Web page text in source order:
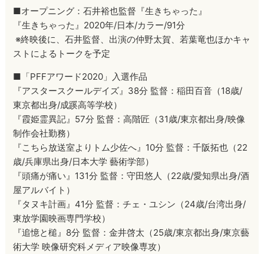
■オープニング：石井裕也監督『生きちゃった』
『生きちゃった』2020年/日本/カラー/91分
※終映後に、石井監督、出演の仲野太賀、若葉竜也ほかキャ
ストによるトークを予定
■「PFFアワード2020」入選作品
『アスタースクールデイズ』38分 監督：稲田百音（18歳/
東京都出身/成蹊高等学校）
『霞姫霊異記』57分 監督：高階匠（31歳/東京都出身/映像
制作会社勤務）
『こちら放送室よりトム少佐へ』10分 監督：千阪拓也（22
歳/兵庫県出身/日本大学 藝術学部）
『頭痛が痛い』131分 監督：守田悠人（22歳/愛知県出身/酒
屋アルバイト）
『タヌキ計画』41分 監督：チェ・ユシン（24歳/台湾出身/
東放学園映画専門学校）
『追憶と槌』8分 監督：金井啓太（25歳/東京都出身/東京藝
術大学 映像研究科メディア映像専攻）